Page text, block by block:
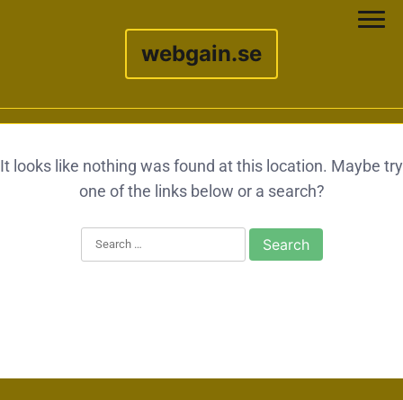
webgain.se
It looks like nothing was found at this location. Maybe try
one of the links below or a search?
Search for: